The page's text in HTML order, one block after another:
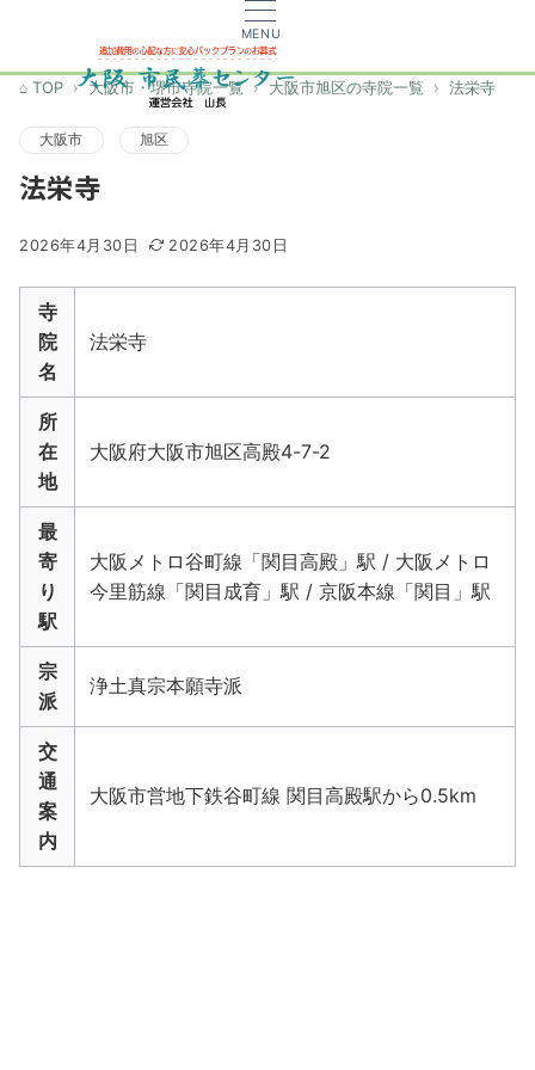
MENU
TOP 大阪市・堺市寺院一覧 大阪市旭区の寺院一覧 法栄寺
大阪市 旭区
法栄寺
2026年4月30日 2026年4月30日
寺
院
名
法栄寺
所
在
地
大阪府大阪市旭区高殿4-7-2
最
寄
り
駅
大阪メトロ谷町線「関目高殿」駅 / 大阪メトロ
今里筋線「関目成育」駅 / 京阪本線「関目」駅
宗
派
浄土真宗本願寺派
交
通
案
内
大阪市営地下鉄谷町線 関目高殿駅から0.5km